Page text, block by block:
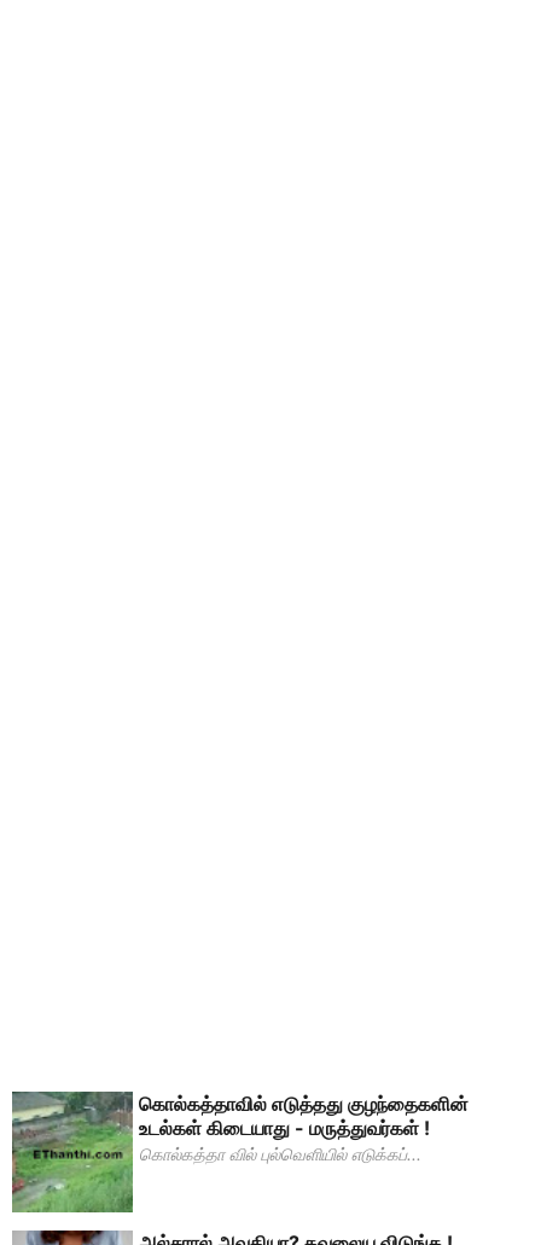
கொல்கத்தாவில் எடுத்தது குழந்தைகளின்
உடல்கள் கிடையாது - மருத்துவர்கள் !
கொல்கத்தா வில் புல்வெளியில் எடுக்கப்...